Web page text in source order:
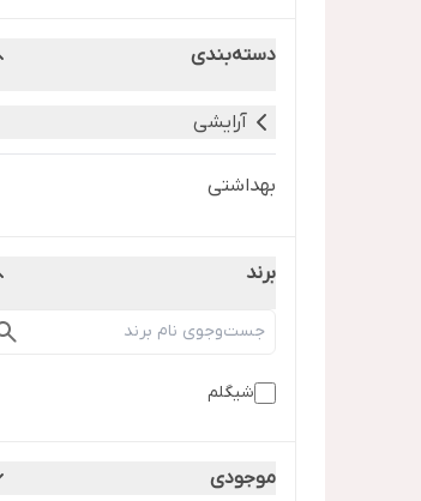
دسته‌بندی
آرایشی
بهداشتی
برند
شیگلم
موجودی